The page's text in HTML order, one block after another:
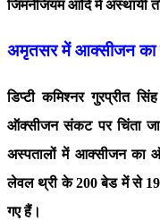
जिमनेजियम आदि में अस्थायी
अमृतसर में आक्सीजन
डिप्टी कमिश्नर गुरप्रीत
ऑक्सीजन संकट पर चिंता
अस्पतालों में आक्सीजन का
लेवल थ्री के 200 बेड में से
गए हैं।